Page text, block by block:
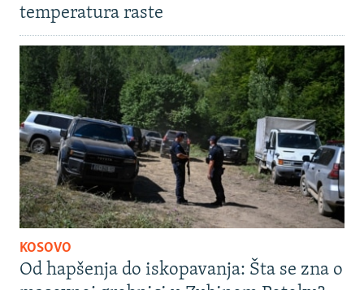
temperatura raste
KOSOVO
Od hapšenja do iskopavanja: Šta se zna o